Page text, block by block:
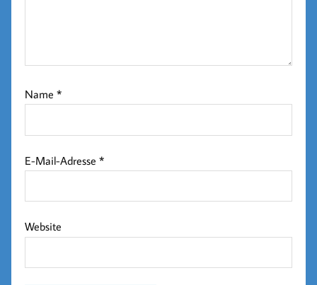
Name*
E-Mail-Adresse*
Website